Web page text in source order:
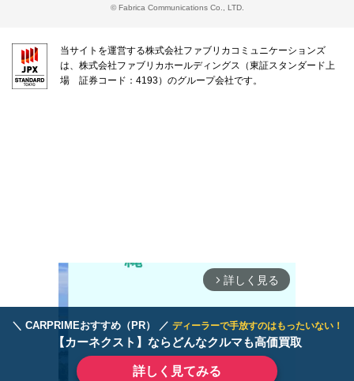
＼ CARPRIMEおすすめ（PR） ／ ディーラーで手放すのはもったいない！
【カーネクスト】ならどんなクルマも高価買取
詳しく見てみる
© Fabrica Communications Co., LTD.
当サイトを運営する株式会社ファブリカコミュニケーションズ
は、株式会社ファブリカホールディングス（東証スタンダード上
場 証券コード：4193）のグループ会社です。
arrow_forward_ios 詳しく見る